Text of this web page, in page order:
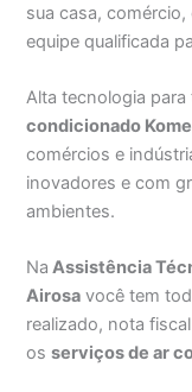
sua casa,
equipe qualificada
Alta tecnologia
condicionado
comércios e
inovadores e com
ambientes.
Na Assistência
Airosa você tem
realizado, nota
osserviços de ar